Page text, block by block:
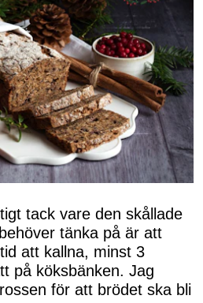
tack vare den skållade
tänka på är att
att kallna, minst 3
på köksbänken. Jag
för att brödet ska bli